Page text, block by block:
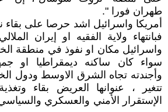
طهران فورا ".
أمريكا واسرائيل اشد حرصا على بقاء
فبانتهاء ولاية الفقيه او إيران
واسرائيل مكان او نفوذ في منطقة
سواء كان ساكنه ديمقراطيا او
وأجندته تجاه الشرق الاوسط ودول
تتغير ، عنوانها العريض بقاء
الإستقرار الأمني والعسكري